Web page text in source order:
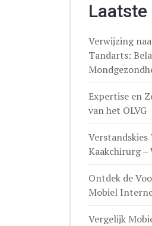
Verwijzing
Tandarts:
Expertise en
van het OLVG
Kaakchirurg –
Ontdek de
Mobiel
Vergelijk